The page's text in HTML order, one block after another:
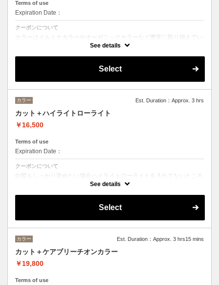
Terms of use
Expiration Date：
クーポンについて
カラーはイルミナカラーやオーガニックカラーなど豊富に取り揃えてい
ます。 デザインによってご相談しながらベストな選択をさせて頂きま
※フルカラーの場合プラス¥1100
トリートメントの種類によって料金が異なります。
髪質別集中トリートメント→¥20550
当日ご相談の上、ご選択頂けます。
See details
Select
カラー Est. Duration：Approx. 3 hrs
カット＋ハイライトローライト
￥16,500
Terms of use
Expiration Date：
クーポンについて
白髪もしっかり染めたい場合ハイライトローライトを入れてないところ
を染めていく場合もございます。
その場合プラス2200円から5500円程度になります。
ハイライトローライトの入れる量によって変動しますのでご相談下さ
See details
Select
カラー Est. Duration：Approx. 3 hrs15 mins
カット＋ケアブリーチオンカラー
￥19,800
Terms of use